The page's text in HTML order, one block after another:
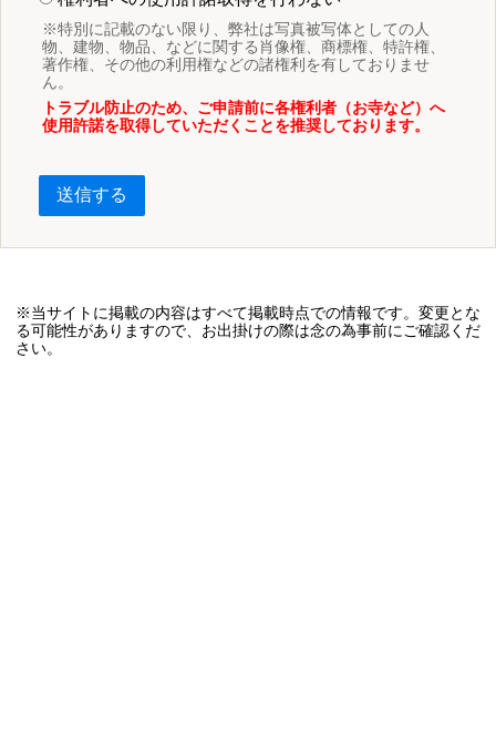
※特別に記載のない限り、弊社は写真被写体としての人
物、建物、物品、などに関する肖像権、商標権、特許権、
著作権、その他の利用権などの諸権利を有しておりませ
ん。
トラブル防止のため、ご申請前に各権利者（お寺など）へ
使用許諾を取得していただくことを推奨しております。
送信する
※当サイトに掲載の内容はすべて掲載時点での情報です。変更とな
る可能性がありますので、お出掛けの際は念の為事前にご確認くだ
さい。